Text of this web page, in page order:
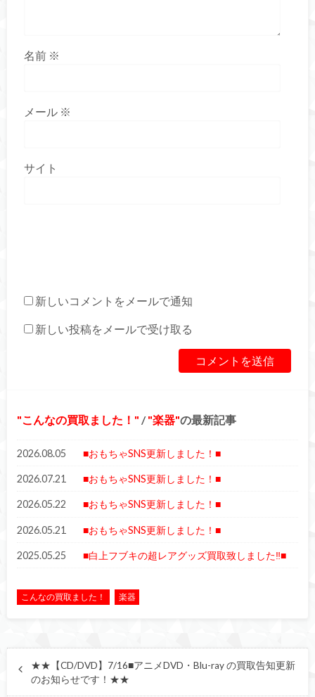
名前 ※
メール ※
サイト
新しいコメントをメールで通知
新しい投稿をメールで受け取る
こんなの買取ました！ / 楽器 の最新記事
2026.08.05 ■おもちゃSNS更新しました！■
2026.07.21 ■おもちゃSNS更新しました！■
2026.05.22 ■おもちゃSNS更新しました！■
2026.05.21 ■おもちゃSNS更新しました！■
2025.05.25 ■白上フブキの超レアグッズ買取致しました‼■
こんなの買取ました！ 楽器
★★【CD/DVD】7/16■アニメDVD・Blu-ray の買取告知更新
のお知らせです！★★